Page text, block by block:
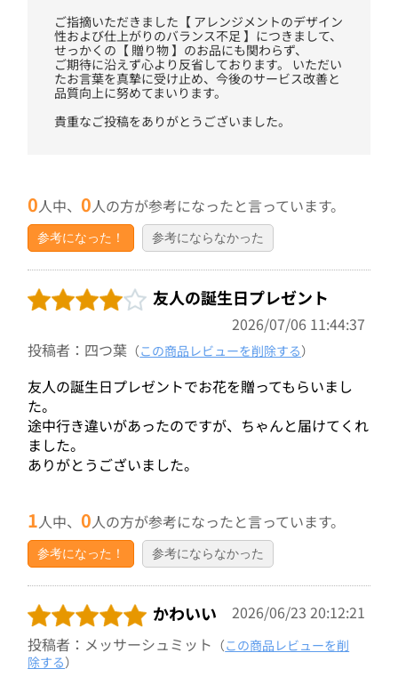
ご指摘いただきました【 アレンジメントのデザイン
性および仕上がりのバランス不足 】につきまして、
せっかくの【 贈り物 】のお品にも関わらず、
ご期待に沿えず心より反省しております。 いただい
たお言葉を真摯に受け止め、今後のサービス改善と
品質向上に努めてまいります。
貴重なご投稿をありがとうございました。
0人中、0人の方が参考になったと言っています。
参考になった！ 参考にならなかった
友人の誕生日プレゼント
2026/07/06 11:44:37
投稿者：四つ葉 （この商品レビューを削除する）
友人の誕生日プレゼントでお花を贈ってもらいまし
た。
途中行き違いがあったのですが、ちゃんと届けてくれ
ました。
ありがとうございました。
1人中、0人の方が参考になったと言っています。
参考になった！ 参考にならなかった
かわいい
2026/06/23 20:12:21
投稿者：メッサーシュミット （この商品レビューを削
除する）